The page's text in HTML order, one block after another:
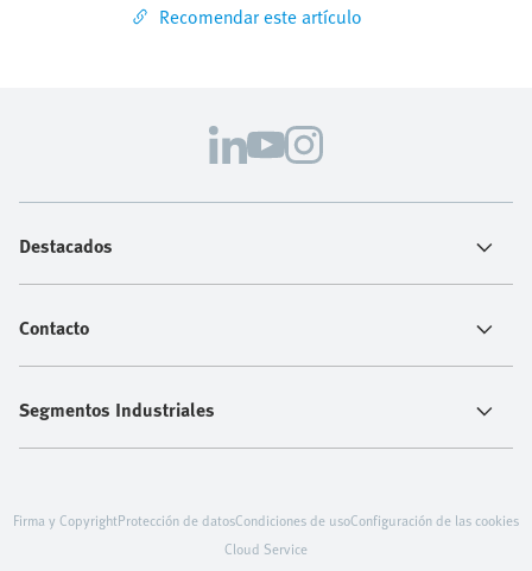
Recomendar este artículo
Destacados
Contacto
Segmentos Industriales
Firma y CopyrightProtección de datosCondiciones de usoConfiguración de las cookies
Cloud Service